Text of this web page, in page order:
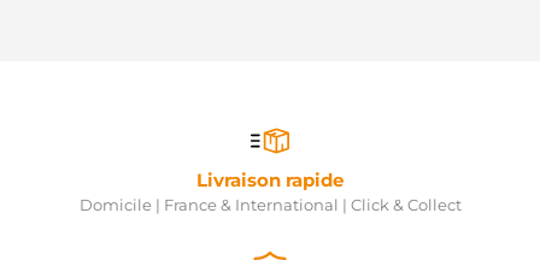
Livraison rapide
Domicile | France & International | Click & Collect